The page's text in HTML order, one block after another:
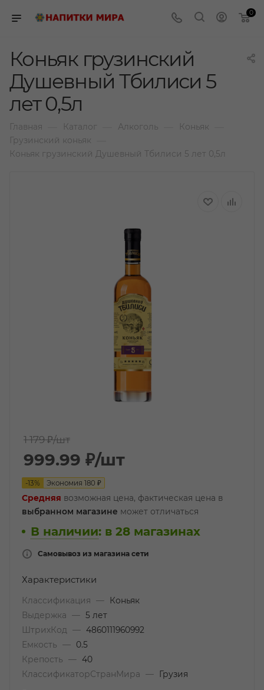
0
Коньяк грузинский
Душевный Тбилиси 5
лет 0,5л
Главная Каталог Алкоголь Коньяк
Грузинский коньяк
Коньяк грузинский Душевный Тбилиси 5 лет 0,5л
1 179 ₽/шт
999.99 ₽/шт
-13% Экономия 180 ₽
Средняя возможная цена, фактическая цена в
выбранном магазине может отличаться
В наличии: в 28 магазинах
Самовывоз из магазина сети
Характеристики
Классификация —
Коньяк
Выдержка
— 5 лет
ШтрихКод
— 4860111960992
Емкость
—
0.5
Крепость
— 40
КлассификаторСтранМира
— Грузия